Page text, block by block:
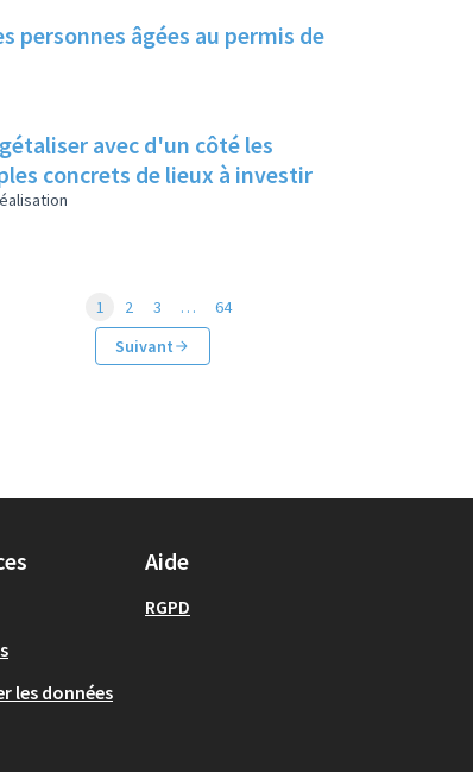
personnes âgées au permis de
avec d'un côté les
concrets de lieux à investir
1 2 3 …
64
Suivant
les données
Aide
RGPD